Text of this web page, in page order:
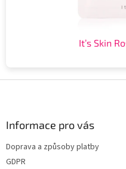
It’s Skin
Informace pro vás
Doprava a způsoby platby
GDPR